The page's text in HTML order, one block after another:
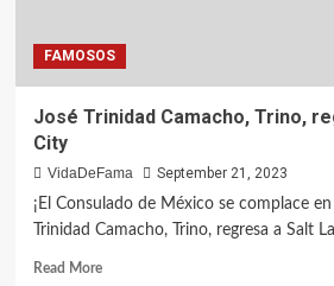
FAMOSOS
José Trinidad Camacho, Trino,
City
VidaDeFama
September 21, 2023
¡El Consulado de México se complace
Trinidad Camacho, Trino, regresa a Salt
Read More